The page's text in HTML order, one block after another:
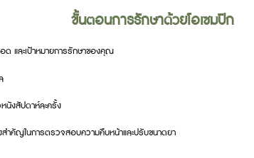
ขั้นตอนการรักษาด้วยโอเซมปิก
ด และเป้าหมายการรักษาของคุณ
งสัปดาห์ละครั้ง
คัญในการตรวจสอบความคืบหน้าและปรับขนาดยา